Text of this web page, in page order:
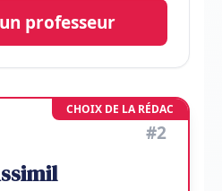
professeur
CHOIX DE LA RÉDAC
#2